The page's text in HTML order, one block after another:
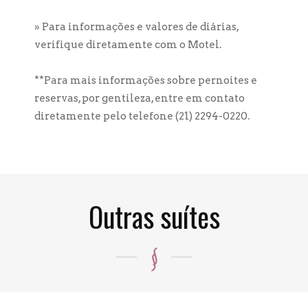
» Para informações e valores de diárias,
verifique diretamente com o Motel.
**Para mais informações sobre pernoites e
reservas, por gentileza, entre em contato
diretamente pelo telefone (21) 2294-0220.
Outras suítes